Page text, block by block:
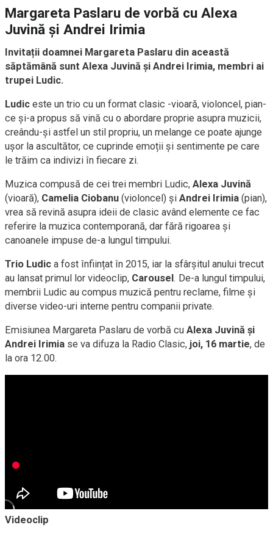
Margareta Paslaru de vorbă cu Alexa
Juvină și Andrei Irimia
Invitații doamnei Margareta Paslaru din această
săptămână sunt Alexa Juvină și Andrei Irimia, membri ai
trupei Ludic.
Ludic este un trio cu un format clasic -vioară, violoncel, pian-
ce și-a propus să vină cu o abordare proprie asupra muzicii,
creându-și astfel un stil propriu, un melange ce poate ajunge
ușor la ascultător, ce cuprinde emoții și sentimente pe care
le trăim ca indivizi în fiecare zi.
Muzica compusă de cei trei membri Ludic, Alexa Juvină
(vioară), Camelia Ciobanu (violoncel) și Andrei Irimia (pian),
vrea să revină asupra ideii de clasic având elemente ce fac
referire la muzica contemporană, dar fără rigoarea și
canoanele impuse de-a lungul timpului.
Trio Ludic a fost înființat în 2015, iar la sfârșitul anului trecut
au lansat primul lor videoclip, Carousel. De-a lungul timpului,
membrii Ludic au compus muzică pentru reclame, filme și
diverse video-uri interne pentru companii private.
Emisiunea Margareta Paslaru de vorbă cu Alexa Juvină și
Andrei Irimia se va difuza la Radio Clasic, joi, 16 martie, de
la ora 12.00.
Videoclip